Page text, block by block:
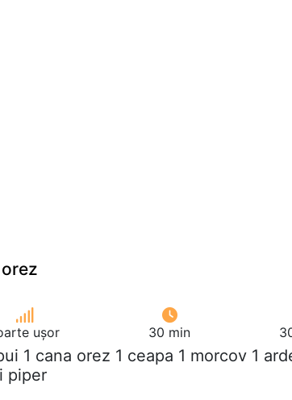
ușor 30 min
1 cana orez 1 ceapa 1 morcov 1
piper